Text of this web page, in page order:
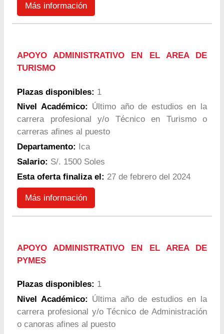
Más información
APOYO ADMINISTRATIVO EN EL AREA DE
TURISMO
Plazas disponibles: 1
Nivel Académico: Último año de estudios en la
carrera profesional y/o Técnico en Turismo o
carreras afines al puesto
Departamento:
Ica
Salario: S/. 1500 Soles
Esta oferta finaliza el: 27 de febrero del 2024
Más información
APOYO ADMINISTRATIVO EN EL AREA DE
PYMES
Plazas disponibles: 1
Nivel Académico: Última año de estudios en la
carrera profesional y/o Técnico de Administración
o canoras afines al puesto